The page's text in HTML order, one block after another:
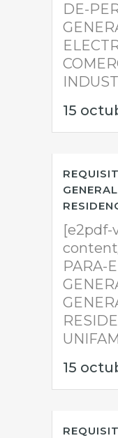
DE-
15
[e2pdf-
PARA-
15